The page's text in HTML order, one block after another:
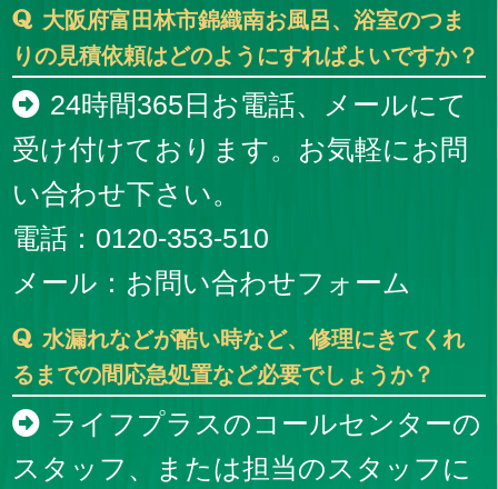
大阪府富田林市錦織南お風呂、浴室のつま
りの見積依頼はどのようにすればよいですか？
24時間365日お電話、メールにて
受け付けております。お気軽にお問
い合わせ下さい。
電話：0120-353-510
メール： お問い合わせフォーム
水漏れなどが酷い時など、修理にきてくれ
るまでの間応急処置など必要でしょうか？
ライフプラスのコールセンターの
スタッフ、または担当のスタッフに